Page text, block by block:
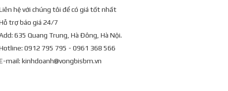
hệ với chúng tôi để có giá tốt nhất
trợ báo giá 24/7
635 Quang Trung, Hà Đông, Hà Nội.
0912 795 795 - 0961 368 566
mail: kinhdoanh@vongbisbm.vn